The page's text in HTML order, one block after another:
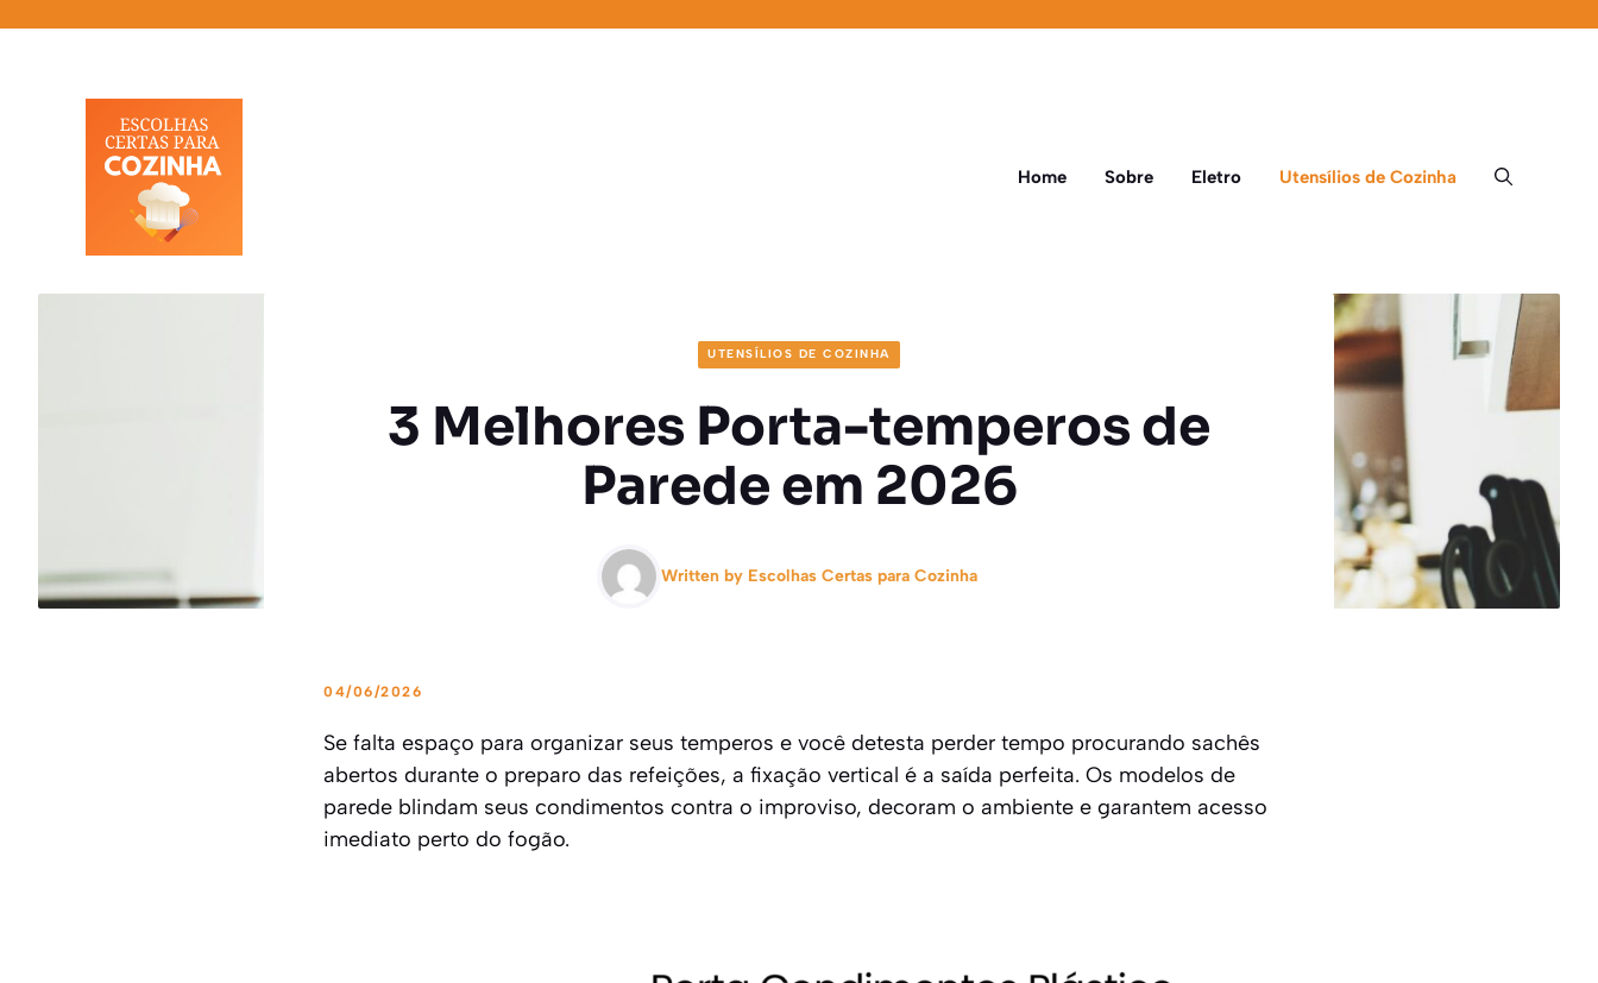
Home Sobre Eletro Utensílios de Cozinha
UTENSÍLIOS DE COZINHA
3 Melhores Porta-temperos de
Parede em 2026
Written by Escolhas Certas para Cozinha
04/06/2026
Se falta espaço para organizar seus temperos e você detesta perder tempo procurando sachês
abertos durante o preparo das refeições, a fixação vertical é a saída perfeita. Os modelos de
parede blindam seus condimentos contra o improviso, decoram o ambiente e garantem acesso
imediato perto do fogão.